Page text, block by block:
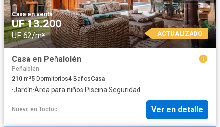
Casa·en venta
UF 13.200
UF 62/m² ACTUALIZADO
Casa en Peñalolén
Peñalolén
210 m²5 Dormitorios4 BañosCasa
·Jardín·Área para niños·Piscina·Seguridad
Nuevo en Toctoc Ver en detalle